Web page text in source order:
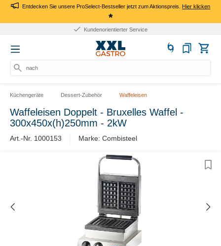
Entdecken Sie unsere ProSelect-Bestseller jetzt zum Aktionspreis.Hier klicken
*
Kundenorientierter Service
nach P
Küchengeräte Dessert-Zubehör Waffeleisen
Waffeleisen Doppelt - Bruxelles Waffel -
300x450x(h)250mm - 2kW
Art.-Nr. 1000153 Marke: Combisteel